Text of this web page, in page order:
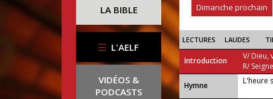
LA BIBLE
L'AELF
VIDÉOS &
PODCASTS
Dimanche prochain
LECTURES LAUDES
Introduction
V/ Dieu,
R/
...
Hymne L'heure